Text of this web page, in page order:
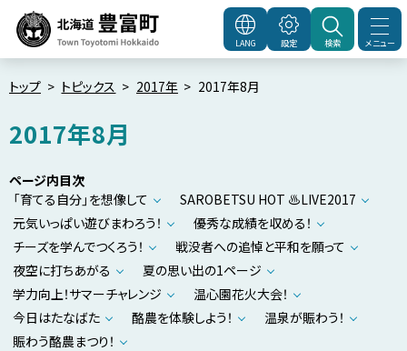
へ
メ
ュ
へ
北海道豊富町Town
メニュー
LANG 設定 検索
トップ トピックス 2017年 2017年8月
2017年8月
ページ内目次
「育てる自分」を想像して
SAROBETSU HOT ♨LIVE2017
元気いっぱい遊びまわろう！
優秀な成績を収める！
チーズを学んでつくろう！
戦没者への追悼と平和を願って
夜空に打ちあがる
夏の思い出の1ページ
学力向上！サマーチャレンジ
温心園花火大会！
今日はたなばた
酪農を体験しよう！
温泉が賑わう！
賑わう酪農まつり！